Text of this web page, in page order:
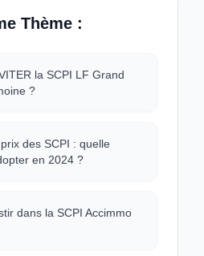
Thème :
la SCPI LF Grand
?
des SCPI : quelle
en 2024 ?
dans la SCPI Accimmo